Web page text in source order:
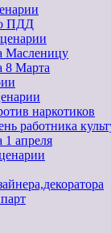
ПДД
Масленицу
8 Марта
наркотиков
работника
апреля